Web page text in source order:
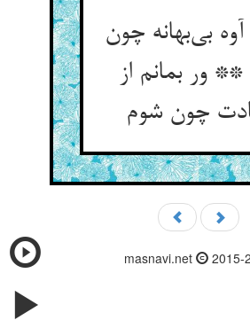
بی‌‌بهانه چون
** ور بمانم از
masnavi.net 2015-